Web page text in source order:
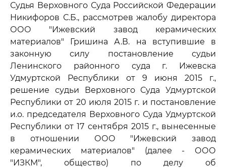
Судья Верховного Суда Российской Федерации
Никифоров С.Б., рассмотрев жалобу директора
ООО "Ижевский завод керамических
материалов" Гришина А.В. на вступившие в
законную силу постановление судьи
Ленинского районного суда г. Ижевска
Удмуртской Республики от 9 июня 2015 г.,
решение судьи Верховного Суда Удмуртской
Республики от 20 июля 2015 г. и постановление
и.о. председателя Верховного Суда Удмуртской
Республики от 17 сентября 2015 г., вынесенные
в отношении ООО "Ижевский завод
керамических материалов" (далее - ООО
"ИЗКМ", общество) по делу об